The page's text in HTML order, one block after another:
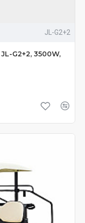
JL-G2+2
G2+2, 3500W,